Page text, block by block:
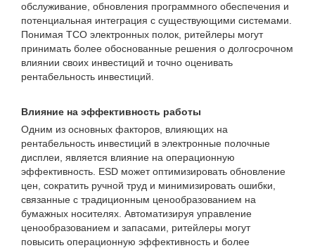
обслуживание, обновления программного обеспечения и
потенциальная интеграция с существующими системами.
Понимая TCO электронных полок, ритейлеры могут
принимать более обоснованные решения о долгосрочном
влиянии своих инвестиций и точно оценивать
рентабельность инвестиций.
Влияние на эффективность работы
Одним из основных факторов, влияющих на
рентабельность инвестиций в электронные полочные
дисплеи, является влияние на операционную
эффективность. ESD может оптимизировать обновление
цен, сократить ручной труд и минимизировать ошибки,
связанные с традиционным ценообразованием на
бумажных носителях. Автоматизируя управление
ценообразованием и запасами, ритейлеры могут
повысить операционную эффективность и более